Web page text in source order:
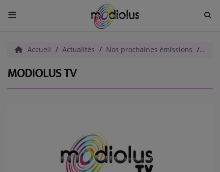
ACCUEIL
Radio
EVÈNEMENTS
Accueil Actualités Nos prochaines émissions
MODIOLUS TV